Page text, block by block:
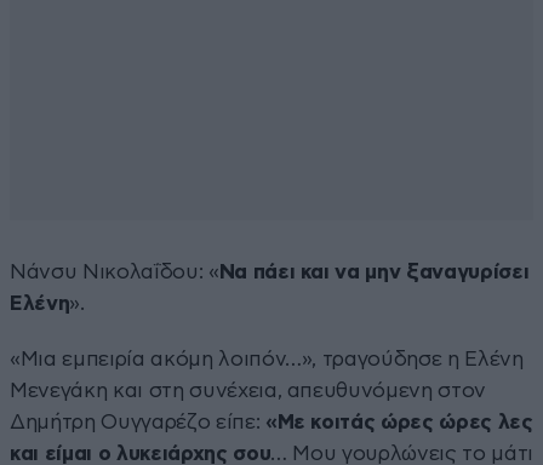
Νάνσυ Νικολαΐδου: « Να πάει και να μην ξαναγυρίσει
Ελένη».
«Μια εμπειρία ακόμη λοιπόν…», τραγούδησε η Ελένη
Μενεγάκη και στη συνέχεια, απευθυνόμενη στον
Δημήτρη Ουγγαρέζο είπε: «Με κοιτάς ώρες ώρες λες
και είμαι ο λυκειάρχης σου… Μου γουρλώνεις το μάτι